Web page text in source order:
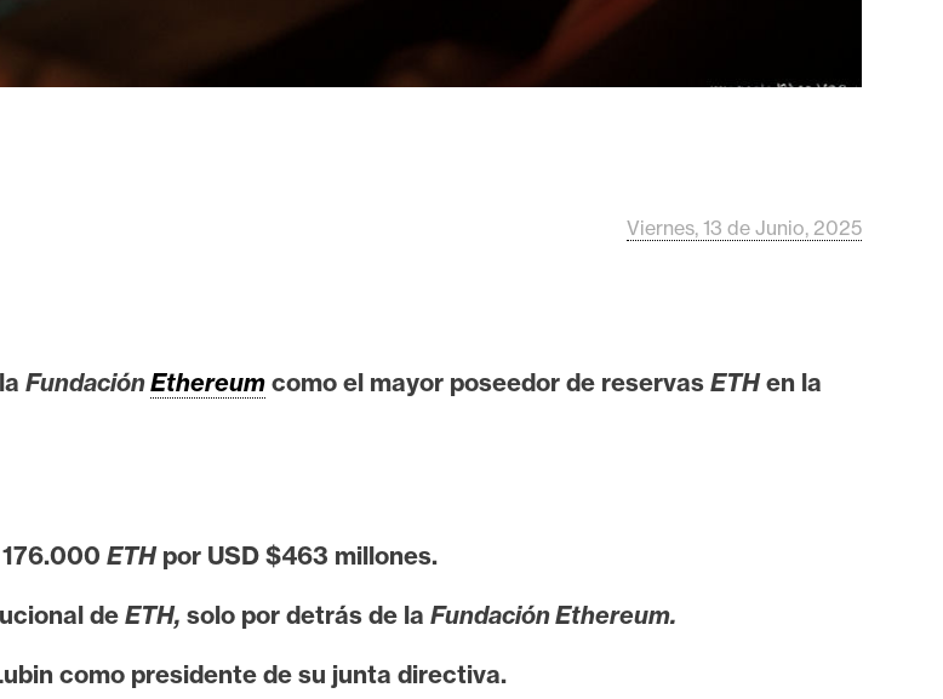
Viernes, 13 de Junio, 2025
FundaciónEthereum como el mayor poseedor de reservas ETHen la
ETHpor USD $463 millones.
de ETH, solo por detrás de la Fundación Ethereum.
como presidente de su junta directiva.